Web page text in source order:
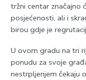
tržni centar značajno
posjećenosti, ali i
birou gdje je
U ovom gradu na tri
ponudu za svoje
nestrpljenjem čekaju